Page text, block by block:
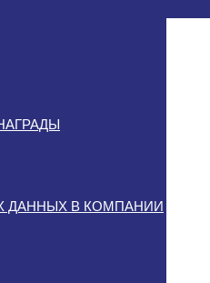
ДАННЫХ В КОМПАНИИ